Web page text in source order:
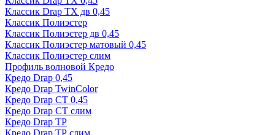
Классик Drap ТХ дв 0,45
Классик Полиэстер
Классик Полиэстер дв 0,45
Классик Полиэстер матовый 0,45
Классик Полиэстер слим
Профиль волновой Кредо
Кредо Drap 0,45
Кредо Drap TwinColor
Кредо Drap СТ 0,45
Кредо Drap СТ слим
Кредо Drap ТР
Кредо Drap ТР слим